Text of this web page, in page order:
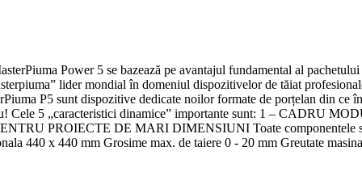
Power 5 se bazează pe avantajul fundamental al
lider mondial în domeniul dispozitivelor de tăiat
P5 sunt dispozitive dedicate noilor formate de porțelan din
Cele 5 „caracteristici dinamice” importante sunt: 1 –
PROIECTE DE MARI DIMENSIUNI Toate componentele
440 x 440 mm Grosime max. de taiere 0 - 20 mm Greutate